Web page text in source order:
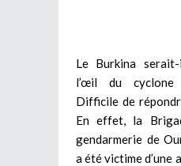
Le Burkina
l’œil du cyclone
Difficile de
En effet, la
gendarmerie de
a été victime d’une